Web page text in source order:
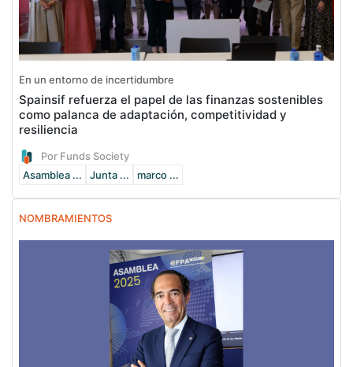
En un entorno de incertidumbre
Spainsif refuerza el papel de las finanzas sostenibles
como palanca de adaptación, competitividad y
resiliencia
Por Funds Society
Asamblea ...
Junta ... marco ...
NOMBRAMIENTOS